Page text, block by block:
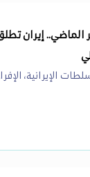
الماضي.. إيران
الإيرانية،